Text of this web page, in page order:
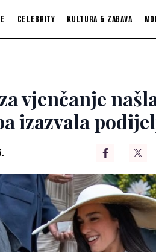
Celebrity Kultura & zabava
vjenčanje
izazvala